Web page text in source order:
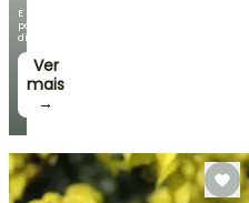
E
poupe
dinheiro!
Ver
mais
→